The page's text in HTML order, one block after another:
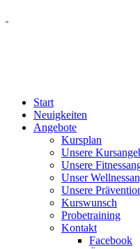
Start
Neuigkeiten
Angebote
Kursplan
Unsere
Unsere
Unser
Unsere
Kurswunsch
Probetraining
Kontakt
Facebook